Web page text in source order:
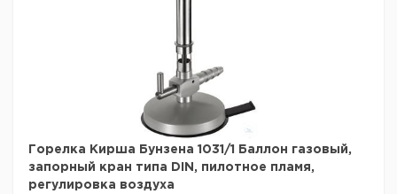
Горелка Кирша Бунзена 1031/1 Баллон газовый,
запорный кран типа DIN, пилотное пламя,
регулировка воздуха